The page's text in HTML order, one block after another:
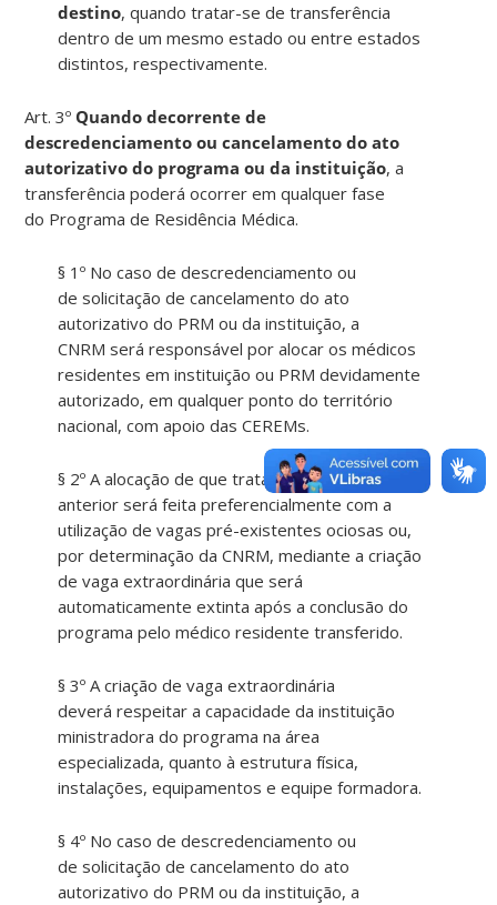
destino, quando tratar-se de transferência
dentro de um mesmo estado ou entre estados
distintos, respectivamente.
Art. 3º Quando decorrente de
descredenciamento ou cancelamento do ato
autorizativo do programa ou da instituição, a
transferência poderáocorrer em qualquer fase
do Programa de Residência Médica.
§ 1º No caso de descredenciamento ou
desolicitação de cancelamento do ato
autorizativo do PRM ou da instituição, a
CNRMserá responsável por alocar os médicos
residentes em instituição ou PRM devidamente
autorizado, em qualquer ponto do território
nacional, com apoio das CEREMs.
§ 2º A alocação de que trata o pará grafo
anteriorserá feita preferencialmente com a
utilização de vagas pré-existentes ociosas ou,
por determinação da CNRM, mediante a criação
de vaga extraordinária queserá
automaticamente extinta após a conclusão do
programa pelo médicoresidente transferido.
§ 3º A criação de vaga extraordinária
deverá respeitar a capacidade da instituição
ministradora do programa naárea
especializada, quanto à estrutura física,
instalações, equipamentos e equipe formadora.
§ 4º No caso de descredenciamento ou
desolicitação de cancelamento do ato
autorizativo do PRM ou da instituição, a